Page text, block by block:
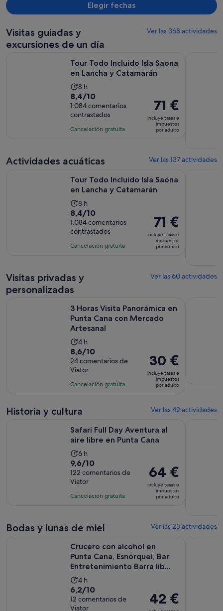
Elegir fechas
Visitas guiadas y
excursiones de un día
Ver las 368 actividades
Tour Todo Incluido Isla Saona
en Lancha y Catamarán
La
duración
de
la
actividad
8 horas
8 h
8.4
sobre
10
con
8,4/10
1.084 comentarios
contrastados
Cancelación gratuita
El
precio
es
de
por
adulto
71 €
incluye tasas e
impuestos
por adulto
Actividades acuáticas Ver las 137 actividades
Tour Todo Incluido Isla Saona
en Lancha y Catamarán
La
duración
de
la
actividad
8 horas
8 h
8.4
sobre
10
con
8,4/10
1.084 comentarios
contrastados
Cancelación gratuita
El
precio
es
de
por
adulto
71 €
incluye tasas e
impuestos
por adulto
Visitas privadas y
personalizadas
Ver las 60 actividades
3 Horas Visita Panorámica en
Punta Cana con Mercado
Artesanal
La
duración
de
la
actividad
4 horas
4 h
8.6
sobre
10
con
8,6/10
24 comentarios de
Viator
Cancelación gratuita
El
precio
es
de
por
30 €
incluye tasas e
impuestos
por adulto
Historia y cultura Ver las 42 actividades
Safari Full Day Aventura al
aire libre en Punta Cana
La
duración
de
la
actividad
6 horas
6 h
9.6
sobre
10
con
9,6/10
122 comentarios de
Viator
Cancelación gratuita
El
precio
es
de
por
adulto
64 €
incluye tasas e
impuestos
por adulto
Bodas y lunas de miel Ver las 23 actividades
Crucero con alcohol en
Punta Cana, Esnórquel, Bar
Entretenimiento Barra lib...
La
duración
de
4 h
6.2
sobre
6,2/10
12 comentarios de
Viator
El
precio
42 €